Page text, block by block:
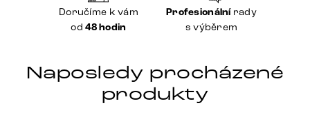
Doručíme k vám
od48 hodin
Profesionálnírady
s výběrem
Naposledy procházené
produkty